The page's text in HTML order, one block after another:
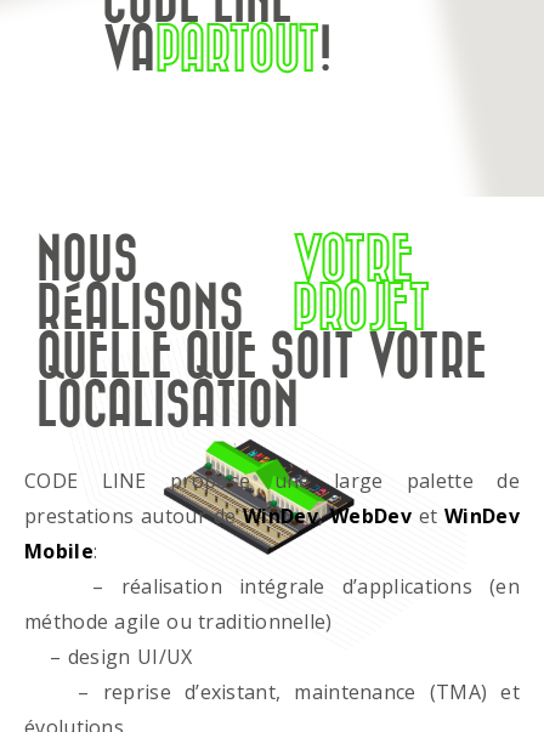
VAPARTOUT!
NOUS
RÉALISONS
VOTRE
PROJET
QUELLE QUE SOIT VOTRE
LOCALISATION
CODE LINE propose une large palette de
prestations autour deWinDev,WebDevet WinDev
Mobile:
– réalisation intégrale d’applications (en
méthode agile ou traditionnelle)
– design UI/UX
– reprise d’existant, maintenance (TMA) et